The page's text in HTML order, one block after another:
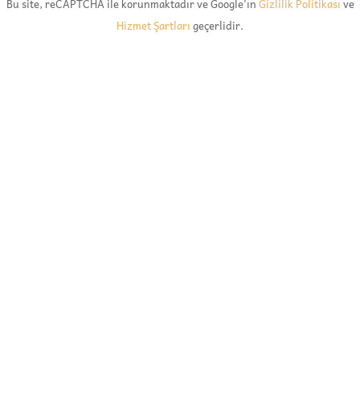
Bu site, reCAPTCHA ile korunmaktadır ve Google'ınGizlilik Politikasıve
Hizmet Şartlarıgeçerlidir.